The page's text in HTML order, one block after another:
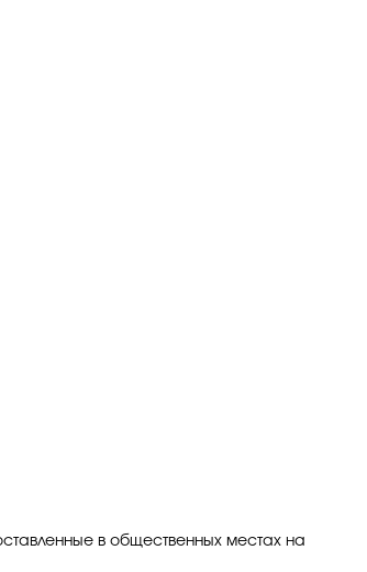
в общественных местах на